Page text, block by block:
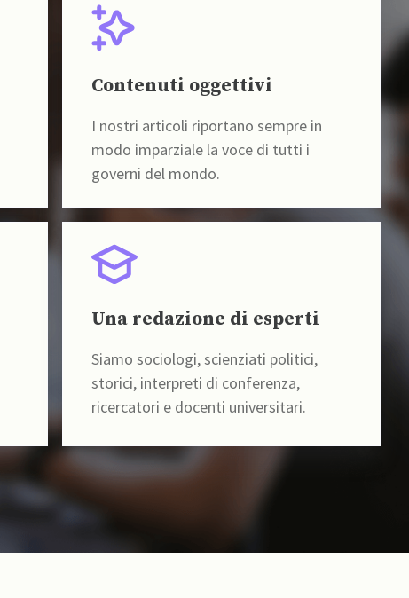
Contenuti oggettivi
I nostri articoli riportano sempre in
modo imparziale la voce di tutti i
governi del mondo.
Una redazione di esperti
Siamo sociologi, scienziati politici,
storici, interpreti di conferenza,
ricercatori e docenti universitari.